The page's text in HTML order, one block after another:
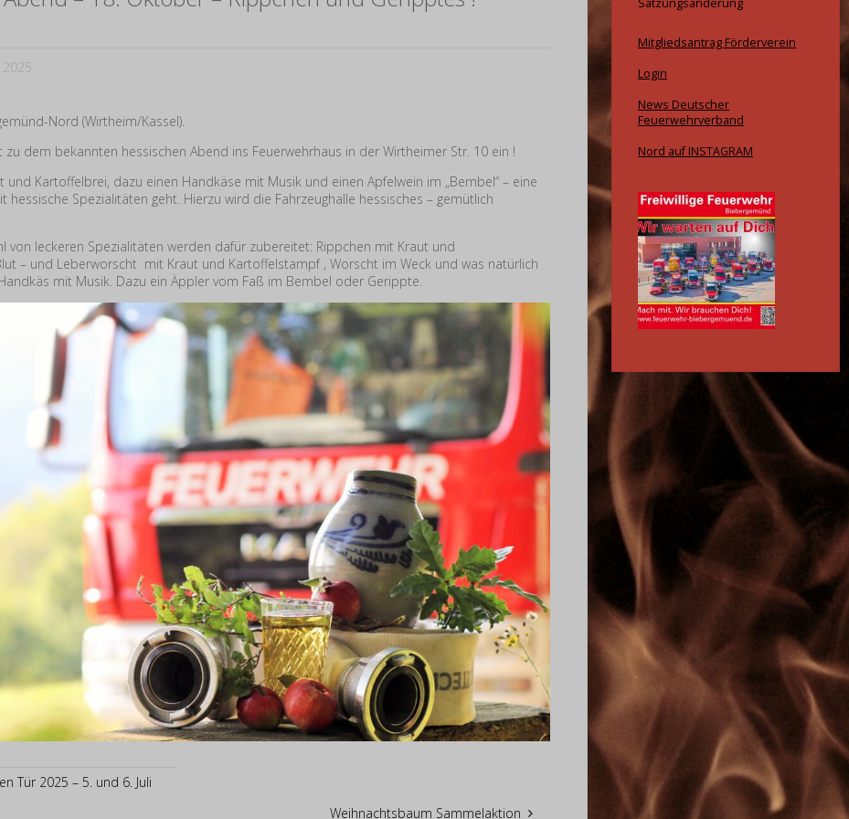
Nord (Wirtheim/Kassel).
zu dem bekannten hessischen Abend ins Feuerwehrhaus in der Wirtheimer Str. 10 ein !
und Kartoffelbrei, dazu einen Handkäse mit Musik und einen Apfelwein im „Bembel“ – eine
hessische Spezialitäten geht. Hierzu wird die Fahrzeughalle hessisches – gemütlich
von leckeren Spezialitäten werden dafür zubereitet: Rippchen mit Kraut und
– und Leberworscht mit Kraut und Kartoffelstampf , Worscht im Weck und was natürlich
mit Musik. Dazu ein Äppler vom Faß im Bembel oder Gerippte.
Tür 2025 – 5. und 6. Juli
Weihnachtsbaum Sammelaktion
Satzungsänderung
Mitgliedsantrag Förderverein
Login
News Deutscher
Feuerwehrverband
Nord auf INSTAGRAM